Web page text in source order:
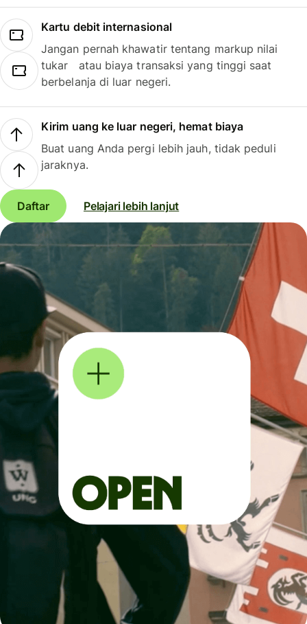
Kartu debit internasional
Jangan pernah khawatir tentang markup nilai
tukar atau biaya transaksi yang tinggi saat
berbelanja di luar negeri.
Kirim uang ke luar negeri, hemat biaya
Buat uang Anda pergi lebih jauh, tidak peduli
jaraknya.
Daftar Pelajari lebih lanjut